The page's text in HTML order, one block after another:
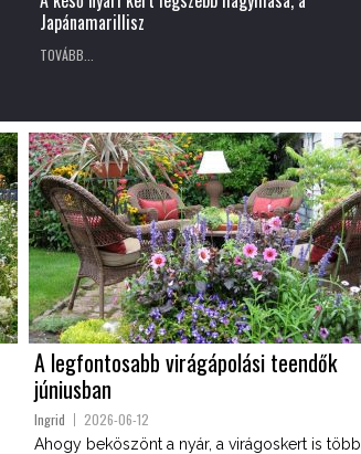
Japánamarillisz
TOVÁBB...
A legfontosabb virágápolási teendők
júniusban
Ingrid 2026-06-12
Ahogy beköszönt a nyár, a virágoskert is több